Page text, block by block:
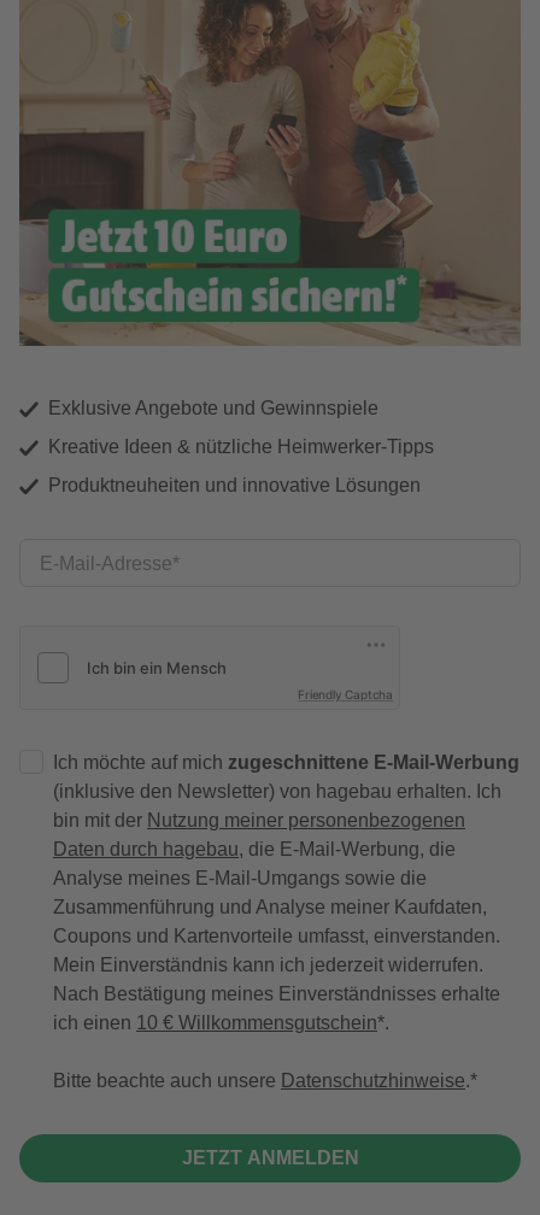
Exklusive Angebote und Gewinnspiele
Kreative Ideen & nützliche Heimwerker-Tipps
Produktneuheiten und innovative Lösungen
E-Mail-Adresse
Friendly Captcha
Ich möchte auf mich zugeschnittene E-Mail-Werbung
(inklusive den Newsletter) von hagebau erhalten. Ich
bin mit der Nutzung meiner personenbezogenen
Daten durch hagebau, die E-Mail-Werbung, die
Analyse meines E-Mail-Umgangs sowie die
Zusammenführung und Analyse meiner Kaufdaten,
Coupons und Kartenvorteile umfasst, einverstanden.
Mein Einverständnis kann ich jederzeit widerrufen.
Nach Bestätigung meines Einverständnisses erhalte
ich einen 10 € Willkommensgutschein*.
Bitte beachte auch unsere Datenschutzhinweise.
JETZT ANMELDEN